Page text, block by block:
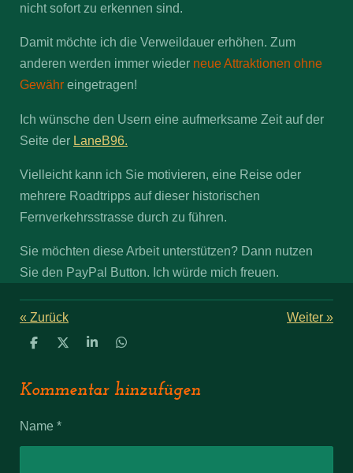
nicht sofort zu erkennen sind.
Damit möchte ich die Verweildauer erhöhen. Zum
anderen werden immer wieder neue Attraktionen ohne
Gewähr eingetragen!
Ich wünsche den Usern eine aufmerksame Zeit auf der
Seite der LaneB96.
Vielleicht kann ich Sie motivieren, eine Reise oder
mehrere Roadtripps auf dieser historischen
Fernverkehrsstrasse durch zu führen.
Sie möchten diese Arbeit unterstützen? Dann nutzen
Sie den PayPal Button. Ich würde mich freuen.
« Zurück Weiter »
T
l
T
l
T
l
T
l
Kommentar hinzufügen
Name *